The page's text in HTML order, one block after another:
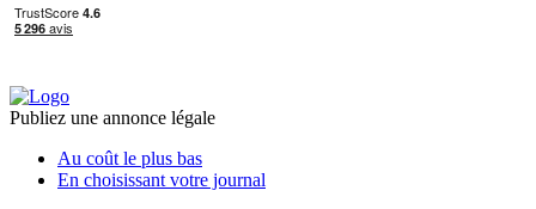
Publiez une annonce légale
Au coût le plus bas
En choisissant votre journal